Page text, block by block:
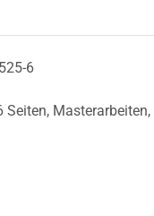
6
Seiten, Masterarbeiten,